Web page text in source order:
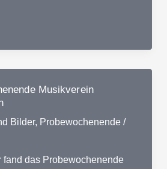
Musikverein
Bilder, Probewochenende/
fand das Probewochenende